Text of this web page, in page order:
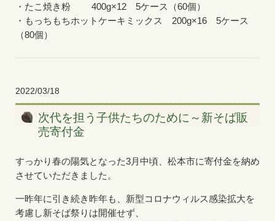
・たこ焼き粉 400g×12 5ケース（60個）
・もっちもちホットケーキミックス 200g×16 5ケース
（80個）
2022/03/18
次代を担う子供たちのために～新そば販
売寄付金
すっかり春の陽気となった3月中頃、松本市に寄付金を納め
させていただきました。
一昨年に引き続き昨年も、新型コロナウィルス感染拡大を
考慮し新そば祭りは開催せず、